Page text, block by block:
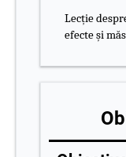
Lecție
efecte și